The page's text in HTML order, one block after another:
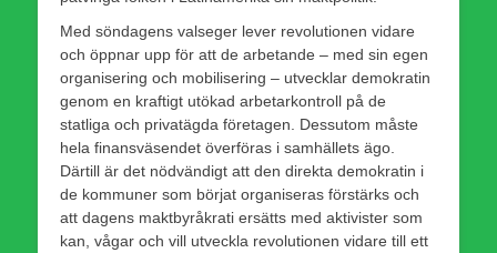
Med söndagens valseger lever revolutionen vidare
och öppnar upp för att de arbetande – med sin egen
organisering och mobilisering – utvecklar demokratin
genom en kraftigt utökad arbetarkontroll på de
statliga och privatägda företagen. Dessutom måste
hela finansväsendet överföras i samhällets ägo.
Därtill är det nödvändigt att den direkta demokratin i
de kommuner som börjat organiseras förstärks och
att dagens maktbyråkrati ersätts med aktivister som
kan, vågar och vill utveckla revolutionen vidare till ett